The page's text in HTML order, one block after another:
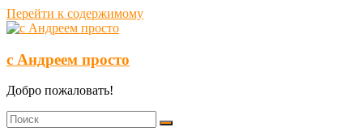
Перейти к содержимому
с Андреем просто
Добро пожаловать!